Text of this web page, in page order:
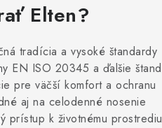
Elten?
tradícia a vysoké štandardy
EN ISO 20345 a ďalšie
pre väčší komfort a ochranu
aj na celodenné nosenie
prístup k životnému prostrediu